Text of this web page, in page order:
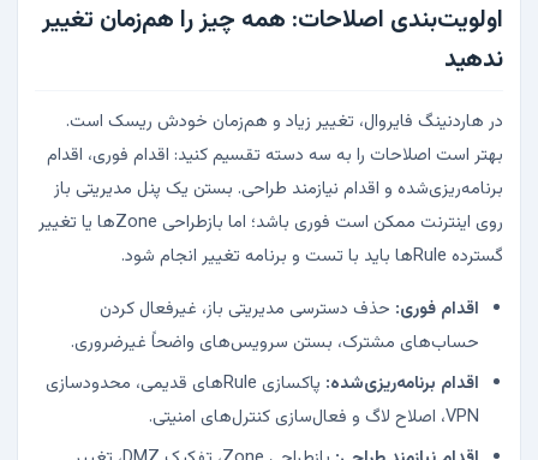
اولویت‌بندی اصلاحات: همه چیز را هم‌زمان تغییر
ندهید
در هاردنینگ فایروال، تغییر زیاد و هم‌زمان خودش ریسک است.
بهتر است اصلاحات را به سه دسته تقسیم کنید: اقدام فوری، اقدام
برنامه‌ریزی‌شده و اقدام نیازمند طراحی. بستن یک پنل مدیریتی باز
روی اینترنت ممکن است فوری باشد؛ اما بازطراحی Zoneها یا تغییر
گسترده Ruleها باید با تست و برنامه تغییر انجام شود.
اقدام فوری: حذف دسترسی مدیریتی باز، غیرفعال کردن
حساب‌های مشترک، بستن سرویس‌های واضحاً غیرضروری.
اقدام برنامه‌ریزی‌شده:
پاکسازی Ruleهای قدیمی، محدودسازی
VPN، اصلاح لاگ و فعال‌سازی کنترل‌های امنیتی.